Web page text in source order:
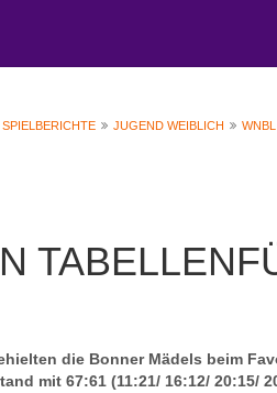
SPIELBERICHTE JUGEND WEIBLICH WNBL
die Bonner Mädels beim
mit 67:61 (11:21/ 16:12/ 20:15/